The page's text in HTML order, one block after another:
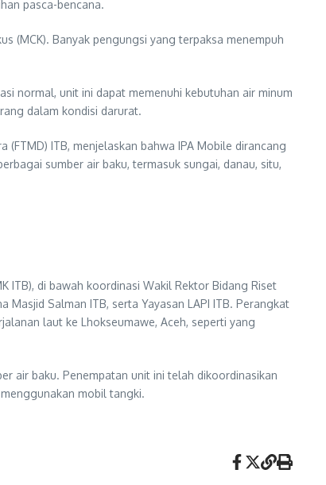
pasca-bencana.
(MCK). Banyak pengungsi yang terpaksa menempuh
normal, unit ini dapat memenuhi kebutuhan air minum
dalam kondisi darurat.
ITB, menjelaskan bahwa IPA Mobile dirancang
sumber air baku, termasuk sungai, danau, situ,
ITB), di bawah koordinasi Wakil Rektor Bidang Riset
Masjid Salman ITB, serta Yayasan LAPI ITB. Perangkat
laut ke Lhokseumawe, Aceh, seperti yang
air baku. Penempatan unit ini telah dikoordinasikan
mobil tangki.